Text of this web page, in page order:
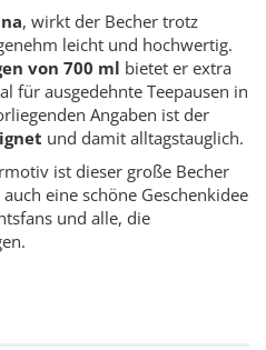
, wirkt der Becher trotz
leicht und hochwertig.
von 700 ml bietet er extra
für ausgedehnte Teepausen in
Angaben ist der
und damit alltagstauglich.
ist dieser große Becher
eine schöne Geschenkidee
und alle, die